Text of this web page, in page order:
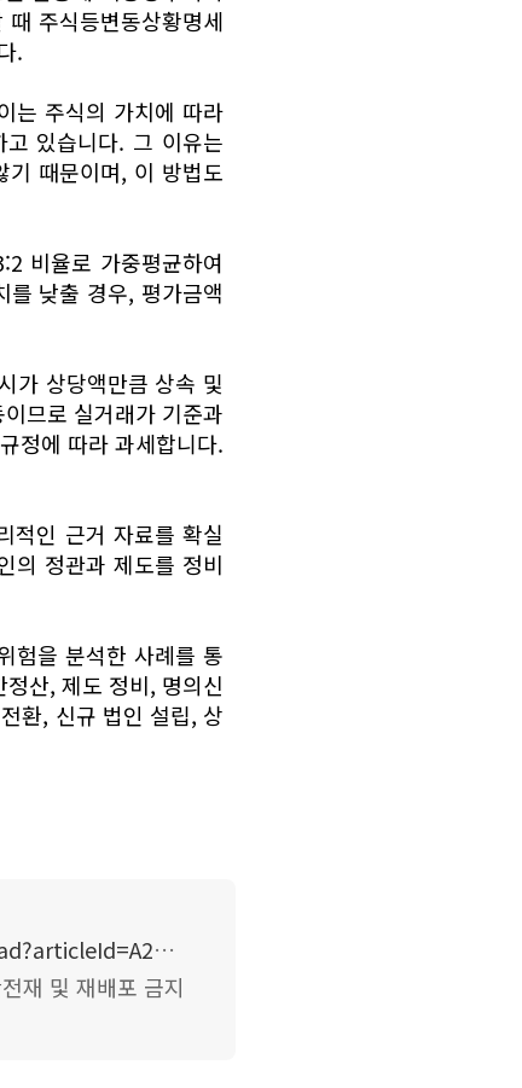
주식등변동상황명세
.
는 주식의 가치에 따라
있습니다. 그 이유는
때문이며, 이 방법도
비율로 가중평균하여
를 낮출 경우, 평가금액
가 상당액만큼 상속 및
므로 실거래가 기준과
정에 따라 과세합니다.
적인 근거 자료를 확실
의 정관과 제도를 정비
험을 분석한 사례를 통
산, 제도 정비, 명의신
환, 신규 법인 설립, 상
https://www.wowtv.co.kr/NewsCenter/News/Read?articleId=A202109170137&t=NN
및 재배포 금지